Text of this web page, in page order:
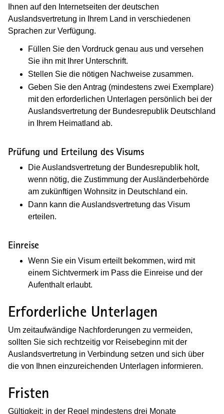
Ihnen auf den Internetseiten der deutschen
Auslandsvertretung in Ihrem Land in verschiedenen
Sprachen zur Verfügung.
Füllen Sie den Vordruck genau aus und versehen
Sie ihn mit Ihrer Unterschrift.
Stellen Sie die nötigen Nachweise zusammen.
Geben Sie den Antrag (mindestens zwei Exemplare)
mit den erforderlichen Unterlagen persönlich bei der
Auslandsvertretung der Bundesrepublik Deutschland
in Ihrem Heimatland ab.
Prüfung und Erteilung des Visums
Die Auslandsvertretung der Bundesrepublik holt,
wenn nötig, die Zustimmung der Ausländerbehörde
am zukünftigen Wohnsitz in Deutschland ein.
Dann kann die Auslandsvertretung das Visum
erteilen.
Einreise
Wenn Sie ein Visum erteilt bekommen, wird mit
einem Sichtvermerk im Pass die Einreise und der
Aufenthalt erlaubt.
Erforderliche Unterlagen
Um zeitaufwändige Nachforderungen zu vermeiden,
sollten Sie sich rechtzeitig vor Reisebeginn mit der
Auslandsvertretung in Verbindung setzen und sich über
die von Ihnen einzureichenden Unterlagen informieren.
Fristen
Gültigkeit: in der Regel mindestens drei Monate